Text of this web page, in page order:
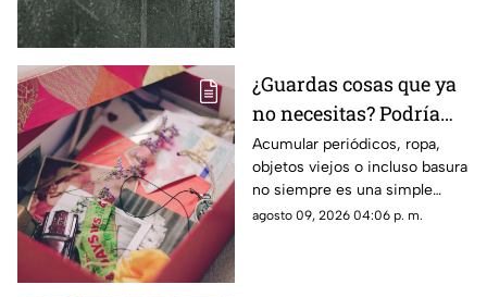
¿Guardas cosas que ya
no necesitas? Podría
haber algo más detrás
Acumular periódicos, ropa,
objetos viejos o incluso basura
no siempre es una simple
costumbre. En algunos casos,
agosto 09, 2026 04:06 p. m.